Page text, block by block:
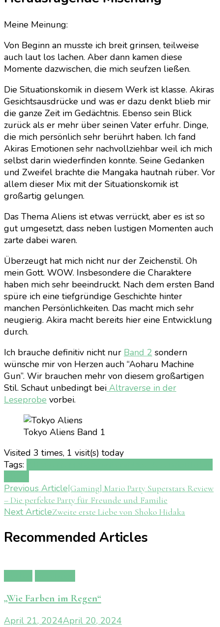
Meine Meinung:
Von Beginn an musste ich breit grinsen, teilweise
auch laut los lachen. Aber dann kamen diese
Momente dazwischen, die mich seufzen ließen.
Die Situationskomik in diesem Werk ist klasse. Akiras
Gesichtsausdrücke und was er dazu denkt blieb mir
die ganze Zeit im Gedächtnis. Ebenso sein Blick
zurück als er mehr über seinen Vater erfuhr. Dinge,
die mich persönlich sehr berührt haben. Ich fand
Akiras Emotionen sehr nachvollziehbar weil ich mich
selbst darin wiederfinden konnte. Seine Gedanken
und Zweifel brachte die Mangaka hautnah rüber. Vor
allem dieser Mix mit der Situationskomik ist
großartig gelungen.
Das Thema Aliens ist etwas verrückt, aber es ist so
gut umgesetzt, dass neben lustigen Momenten auch
zarte dabei waren.
Überzeugt hat mich nicht nur der Zeichenstil. Oh
mein Gott. WOW. Insbesondere die Charaktere
haben mich sehr beeindruckt. Nach dem ersten Band
spüre ich eine tiefgründige Geschichte hinter
manchen Persönlichkeiten. Das macht mich sehr
neugierig. Akira macht bereits hier eine Entwicklung
durch.
Ich brauche definitiv nicht nur Band 2 sondern
wünsche mir von Herzen auch “Aoharu Machine
Gun”. Wir brauchen mehr von diesem großartigen
Stil. Schaut unbedingt bei Altraverse in der
Leseprobe vorbei.
Tokyo Aliens Band 1
Visited 3 times, 1 visit(s) today
Tags:
Post
Navigation
Previous Article[Gaming] Mario Party Superstars Review
– Die perfekte Party für Freunde und Familie
Next ArticleZweite erste Liebe von Shoko Hidaka
Recommended Articles
„Wie Farben im Regen“
April 21, 2024April 20, 2024